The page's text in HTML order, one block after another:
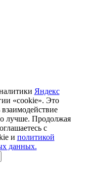
Яндекс
«cookie». Это
лучше. Продолжая
с
и политикой
данных.